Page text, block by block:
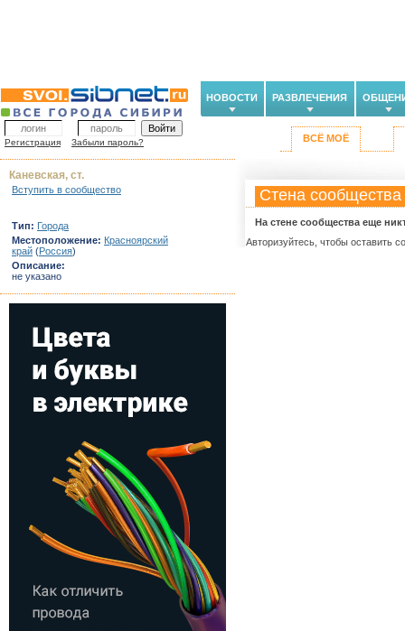
НОВОСТИ РАЗВЛЕЧЕНИЯ
Регистрация Забыли пароль? ВСЁ МОЁ
Стена сообщества
На стене сообщества еще
Авторизуйтесь, чтобы оставить
Каневская, ст.
Вступить в сообщество
Тип: Города
Местоположение: Красноярский
край (Россия)
Описание:
не указано